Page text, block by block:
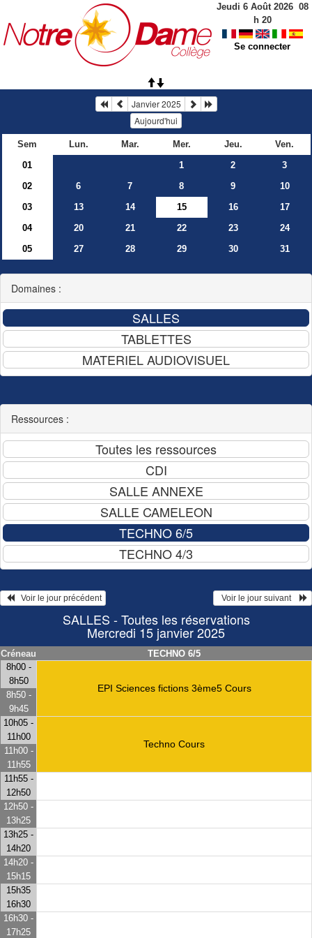
Jeudi 6 Août 2026 08
h 20
Se connecter
Janvier 2025
Aujourd'hui
Sem Lun. Mar. Mer. Jeu.
Ven.
01
1 2
3
02
6 7 8 9
10
03
13 14 15 16
17
04
20 21 22 23
24
05
27 28 29 30 31
Domaines :
Ressources :
   Voir le jour précédent
  Voir le jour suivant
SALLES - Toutes les réservations
Mercredi 15 janvier 2025
Créneau
TECHNO 6/5
8h00 -
8h50
EPI Sciences fictions 3ème5 Cours
8h50 -
9h45
10h05 -
11h00
Techno Cours
11h00 -
11h55
11h55 -
12h50
12h50 -
13h25
13h25 -
14h20
14h20 -
15h15
15h35
16h30
16h30 -
17h25